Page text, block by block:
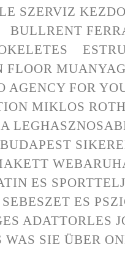
SZERVIZ
BULLRENT
FLOOR MUANYAG
AGENCY FOR
MIKLOS
ES
ES
ADATTORLES
WAS SIE ÜBER